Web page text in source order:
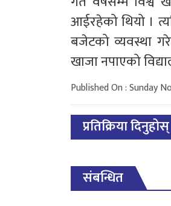
आईरहेको थियो ।
बजेटको व्यवस्था
खाजा नपाएको
Published On : Sunday
प्रतिक्रिया दिनुहोस्
संबन्धित